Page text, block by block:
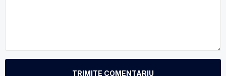
TRIMITE COMENTARIU